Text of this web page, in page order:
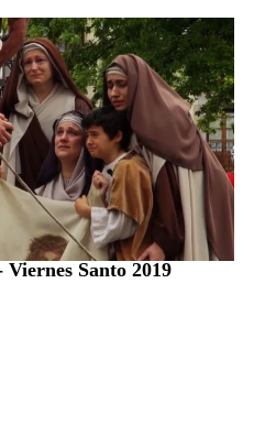
Santo 2019